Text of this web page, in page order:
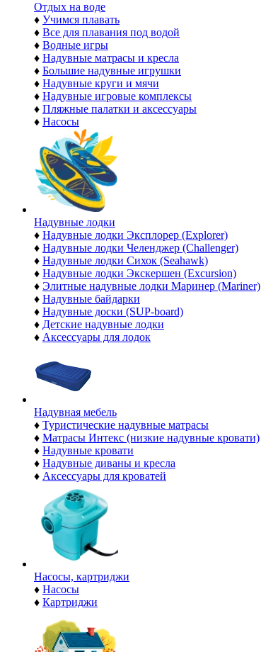
Отдых на воде
♦ Учимся плавать
♦ Все для плавания под водой
♦ Водные игры
♦ Надувные матрасы и кресла
♦ Большие надувные игрушки
♦ Надувные круги и мячи
♦ Надувные игровые комплексы
♦ Пляжные палатки и аксессуары
♦ Насосы
Надувные лодки
♦ Надувные лодки Эксплорер (Explorer)
♦ Надувные лодки Челенджер (Challenger)
♦ Надувные лодки Сихок (Seahawk)
♦ Надувные лодки Экскершен (Excursion)
♦ Элитные надувные лодки Маринер (Mariner)
♦ Надувные байдарки
♦ Надувные доски (SUP-board)
♦ Детские надувные лодки
♦ Аксессуары для лодок
Надувная мебель
♦ Туристические надувные матрасы
♦ Матрасы Интекс (низкие надувные кровати)
♦ Надувные кровати
♦ Надувные диваны и кресла
♦ Аксессуары для кроватей
Насосы, картриджи
♦ Насосы
♦ Картриджи